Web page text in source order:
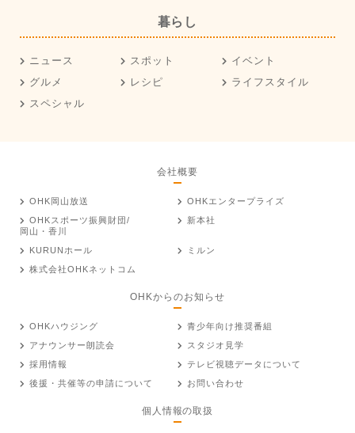
暮らし
ニュース スポット
イベント
グルメ
レシピ
ライフスタイル
スペシャル
会社概要
OHK岡山放送
OHKエンタープライズ
OHKスポーツ振興財団/
岡山・香川
新本社
KURUNホール
ミルン
株式会社OHKネットコム
OHKからのお知らせ
OHKハウジング
青少年向け推奨番組
アナウンサー朗読会
スタジオ見学
採用情報
テレビ視聴データについて
後援・共催等の申請について
お問い合わせ
個人情報の取扱